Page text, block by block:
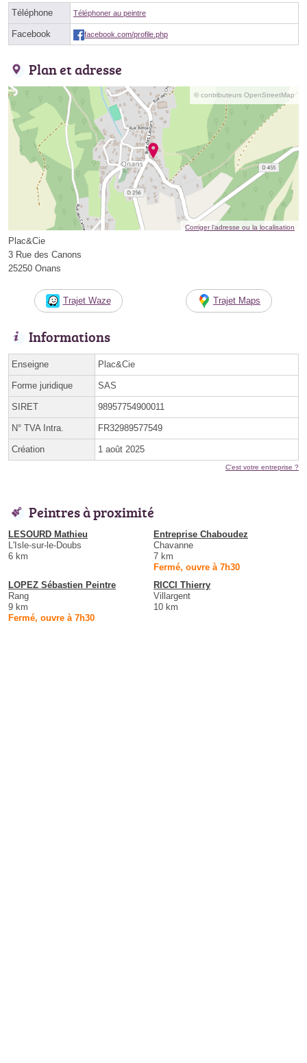
Téléphone Téléphoner au peintre
Facebook facebook.com/profile.php
Plan et adresse
© contributeurs OpenStreetMap
Corriger l’adresse ou la localisation
Plac&Cie
3 Rue des Canons
25250 Onans
Trajet Waze Trajet Maps
Informations
Enseigne Plac&Cie
Forme juridique SAS
SIRET 98957754900011
N° TVA Intra. FR32989577549
Création 1 août 2025
C'est votre entreprise ?
Peintres à proximité
LESOURD Mathieu
L'Isle-sur-le-Doubs
6 km
Entreprise Chaboudez
Chavanne
7 km
Fermé, ouvre à 7h30
LOPEZ Sébastien Peintre
Rang
9 km
Fermé, ouvre à 7h30
RICCI Thierry
Villargent
10 km